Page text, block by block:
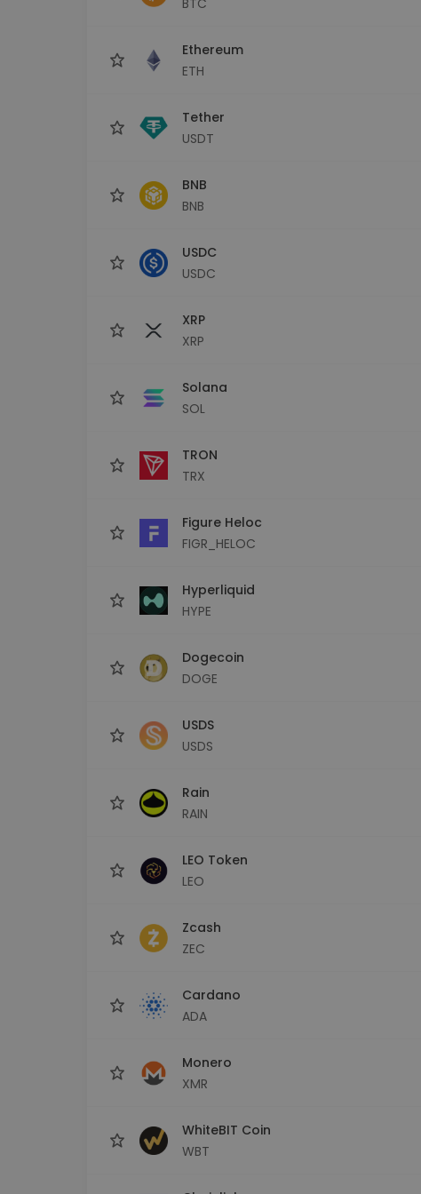
Ethereum
ETH
Tether
USDT
BNB
BNB
USDC
USDC
XRP
XRP
Solana
SOL
TRON
TRX
Figure Heloc
FIGR_HELOC
Hyperliquid
HYPE
Dogecoin
DOGE
USDS
USDS
Rain
RAIN
LEO Token
LEO
Zcash
ZEC
Cardano
ADA
Monero
XMR
WhiteBIT Coin
WBT